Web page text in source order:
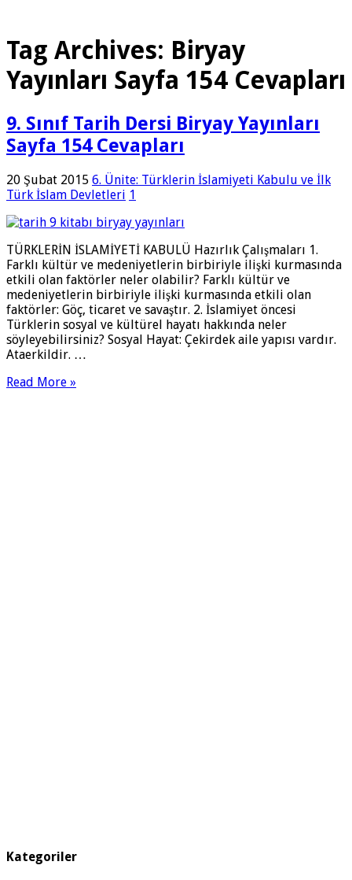
Tag Archives: Biryay
Yayınları Sayfa 154 Cevapları
9. Sınıf Tarih Dersi Biryay Yayınları
Sayfa 154 Cevapları
20 Şubat 2015 6. Ünite: Türklerin İslamiyeti Kabulu ve İlk
Türk İslam Devletleri 1
TÜRKLERİN İSLAMİYETİ KABULÜ Hazırlık Çalışmaları 1.
Farklı kültür ve medeniyetlerin birbiriyle ilişki kurmasında
etkili olan faktörler neler olabilir? Farklı kültür ve
medeniyetlerin birbiriyle ilişki kurmasında etkili olan
faktörler: Göç, ticaret ve savaştır. 2. İslamiyet öncesi
Türklerin sosyal ve kültürel hayatı hakkında neler
söyleyebilirsiniz? Sosyal Hayat: Çekirdek aile yapısı vardır.
Ataerkildir. …
Read More »
Kategoriler